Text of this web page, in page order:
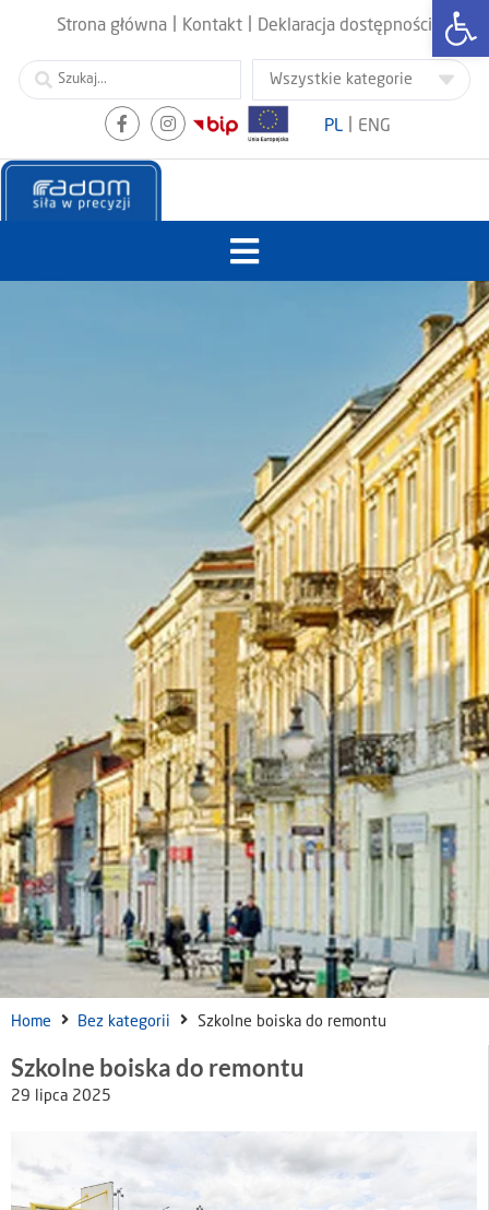
Strona główna Kontakt Deklaracja dostępności
PL ENG
Home Bez kategorii Szkolne boiska do remontu
Szkolne boiska do remontu
29 lipca 2025